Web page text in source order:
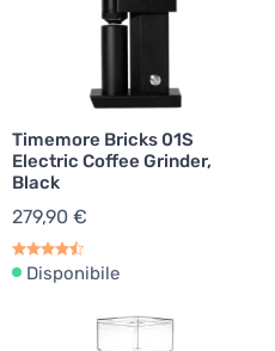
Timemore Bricks 01S
Electric Coffee Grinder,
Black
279,90 €
Disponibile